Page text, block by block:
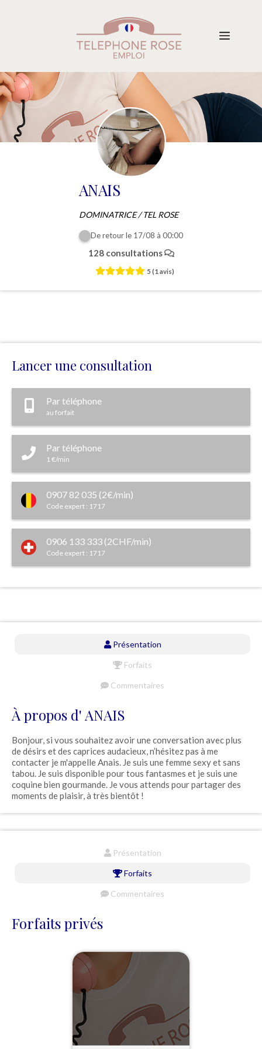
Menu
ANAIS
DOMINATRICE / TEL ROSE
De retour le 17/08 à 00:00
128 consultations
5 (1 avis)
Présentation
Forfaits
Commentaires
À propos d' ANAIS
Bonjour, si vous souhaitez avoir une conversation avec plus
de désirs et des caprices audacieux, n’hésitez pas à me
contacter je m'appelle Anais. Je suis une femme sexy et sans
tabou. Je suis disponible pour tous fantasmes et je suis une
coquine bien gourmande. Je vous attends pour partager des
moments de plaisir, à très bientôt !
Présentation
Forfaits
Commentaires
Forfaits privés
Lancer une consultation
Par téléphone
au forfait
Par téléphone
1 €/min
0907 82 035 (2€/min)
Code expert : 1717
0906 133 333 (2CHF/min)
Code expert : 1717